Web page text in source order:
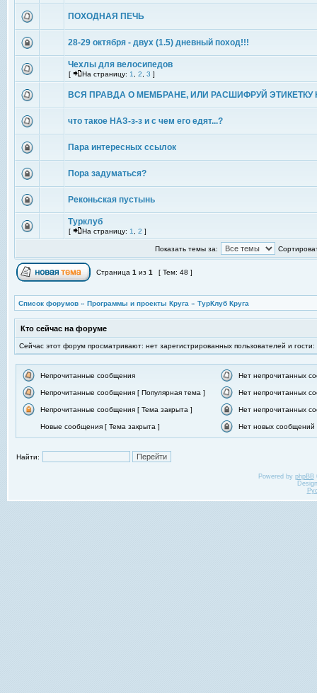
ПОХОДНАЯ ПЕЧЬ
28-29 октября - двух (1.5) дневный поход!!!
Чехлы для велосипедов
[ На страницу: 1 2 3 ]
ВСЯ ПРАВДА О МЕМБРАНЕ, ИЛИ РАСШИФРУЙ ЭТИКЕТКУ
что такое НАЗ-з-з и с чем его едят...?
Пара интересных ссылок
Пора задуматься?
Реконьская пустынь
Турклуб
[ На страницу: 1 2 ]
Показать темы за:
Страница 1 из 1 [ Тем: 48 ]
Список форумов » Программы и проекты Круга » ТурКлуб Круга
Кто сейчас на форуме
Сейчас этот форум просматривают: нет зарегистрированных пользователей и гости:
Непрочитанные сообщения Нет непрочитанных
Непрочитанные сообщения [ Популярная тема ] Нет непрочитанных
Непрочитанные сообщения [ Тема закрыта ] Нет непрочитанных
Новые сообщения [ Тема закрыта ] Нет новых сообщений
Найти:
Powered by phpBB